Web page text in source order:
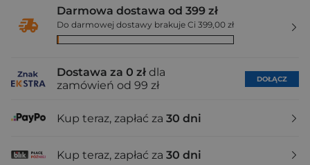
Darmowa dostawa od 399 zł
Do darmowej dostawy brakuje Ci 399,00 zł
Dostawa za 0 zł dla
zamówień od 99 zł
DOŁĄCZ
Kup teraz, zapłać za 30 dni
Kup teraz, zapłać za 30 dni